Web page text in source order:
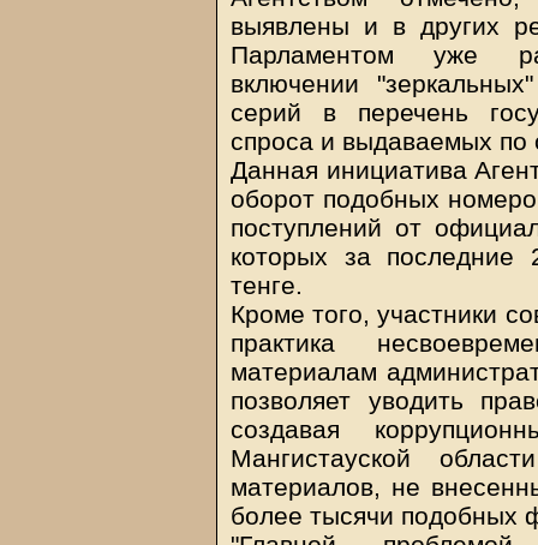
выявлены и в других
Парламентом уже
включении
серий в перечень
спроса и выдаваемых по
Данная инициатива
оборот подобных
поступлений от
которых за
тенге.
Кроме того, участники
практика
материалам
позволяет уводить
создавая
Мангистауской
материалов, не
более тысячи подобных